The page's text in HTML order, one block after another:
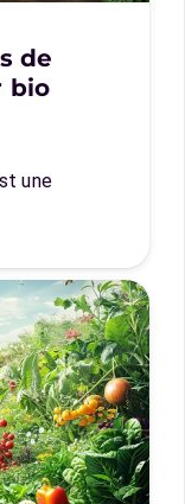
de
bio
une